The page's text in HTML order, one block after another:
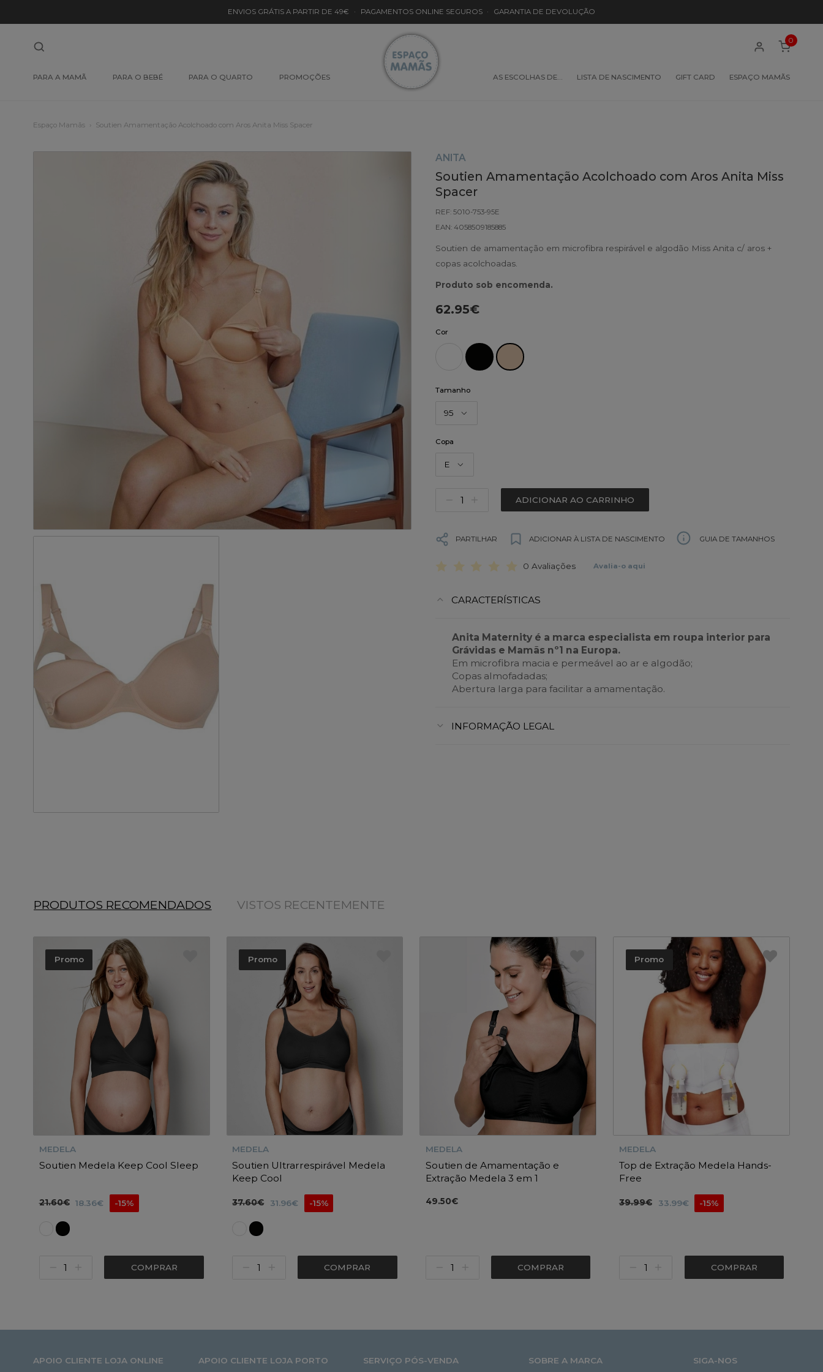
ENVIOS GRÁTIS A PARTIR DE 49€ · PAGAMENTOS ONLINE SEGUROS · GARANTIA DE DEVOLUÇÃO
PARA A MAMÃ PARA O BEBÉ PARA O QUARTO PROMOÇÕES AS ESCOLHAS DE… LISTA DE NASCIMENTO GIFT CARD ESPAÇO MAMÃS
0
Espaço Mamãs Soutien Amamentação Acolchoado com Aros Anita Miss Spacer
ANITA
Soutien Amamentação Acolchoado com Aros Anita Miss
Spacer
REF: 5010-753-95E
EAN: 4058509185885
Soutien de amamentação em microfibra respirável e algodão Miss Anita c/ aros +
copas acolchoadas.
Produto sob encomenda.
62.95€
Cor
Tamanho
95
Copa
E
ADICIONAR AO CARRINHO
PARTILHAR ADICIONAR À LISTA DE NASCIMENTO GUIA DE TAMANHOS
0 Avaliações Avalia-o aqui
CARACTERÍSTICAS
Anita Maternity é a marca especialista em roupa interior para
Grávidas e Mamãs nº1 na Europa.
Em microfibra macia e permeável ao ar e algodão;
Copas almofadadas;
Abertura larga para facilitar a amamentação.
INFORMAÇÃO LEGAL
PRODUTOS RECOMENDADOS VISTOS RECENTEMENTE
Promo
MEDELA
Soutien Medela Keep Cool Sleep
21.60€ 18.36€ -15%
COMPRAR
Promo
MEDELA
Soutien Ultrarrespirável Medela
Keep Cool
37.60€ 31.96€ -15%
COMPRAR
MEDELA
Soutien de Amamentação e
Extração Medela 3 em 1
49.50€
COMPRAR
Promo
MEDELA
Top de Extração Medela Hands-
Free
39.99€ 33.99€ -15%
COMPRAR
APOIO CLIENTE LOJA ONLINE APOIO CLIENTE LOJA PORTO SERVIÇO PÓS-VENDA SOBRE A MARCA SIGA-NOS